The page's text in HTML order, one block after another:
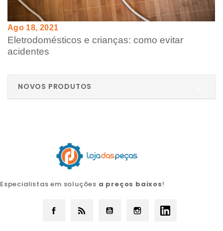
Ago 18, 2021
Eletrodomésticos e crianças: como evitar
acidentes
NOVOS PRODUTOS
Especialistas em soluções a preços baixos!
Facebook YouTube Instagram